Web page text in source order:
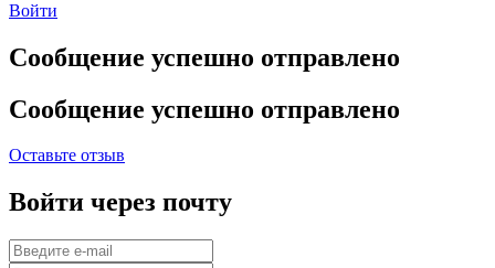
Войти
Сообщение успешно отправлено
Сообщение успешно отправлено
Оставьте отзыв
Войти через почту